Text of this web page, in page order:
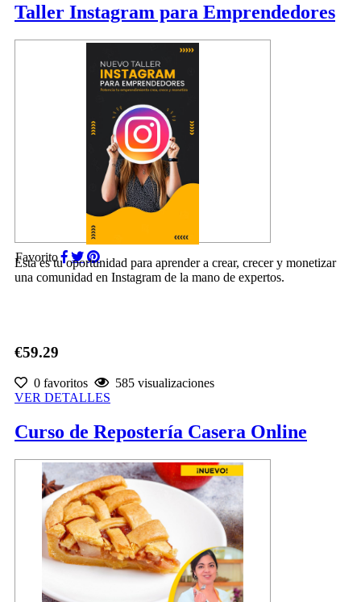
Taller Instagram para Emprendedores
Favorito
Esta es tu oportunidad para aprender a crear, crecer y monetizar
una comunidad en Instagram de la mano de expertos.
€59.29
0 favoritos
585 visualizaciones
VER DETALLES
Curso de Repostería Casera Online